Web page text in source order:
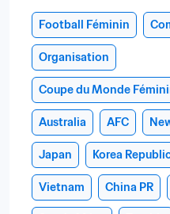
Football Féminin
Organisation
Coupe du Monde
Australia AFC
Japan Korea
Vietnam China PR